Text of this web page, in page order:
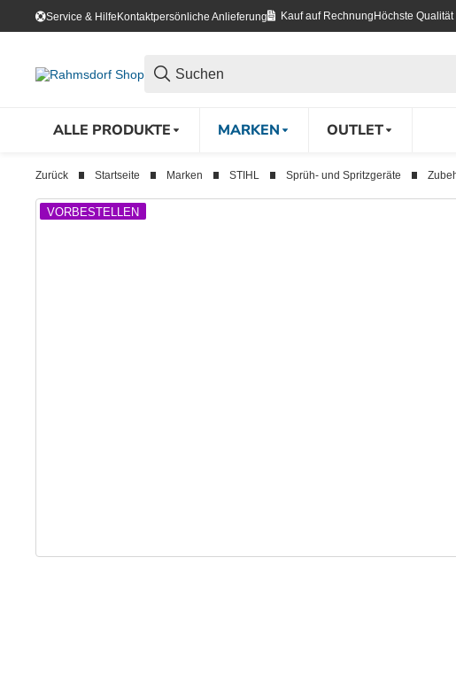
Service & HilfeKontaktpersönliche Anlieferung Kauf auf Rechnung Höchste Qualität
ALLE PRODUKTE MARKEN OUTLET
Zurück Startseite Marken STIHL Sprüh- und Spritzgeräte
VORBESTELLEN